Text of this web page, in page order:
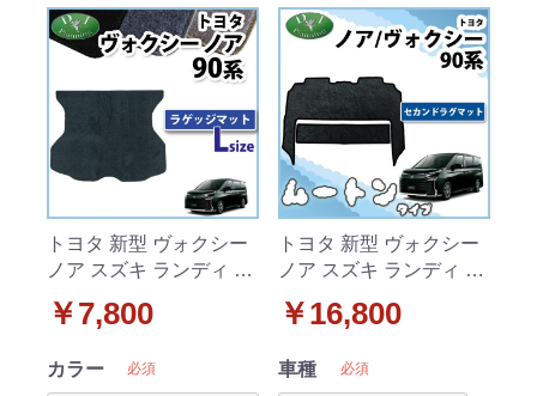
トヨタ 新型 ヴォクシー
ノア スズキ ランディ 90
イズ) DXシリーズ トラ
￥7,800
カラー 必須
トヨタ 新型 ヴォクシー
ノア スズキ ランディ 90
高級ムートン調 ブラッ
￥16,800
車種 必須